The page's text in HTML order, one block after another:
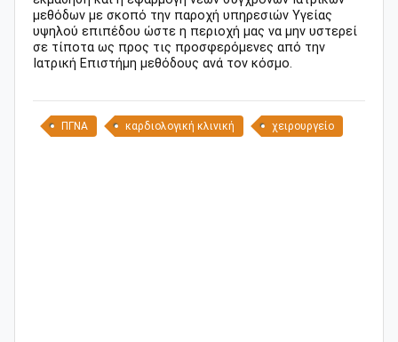
μεθόδων με σκοπό την παροχή υπηρεσιών Υγείας
υψηλού επιπέδου ώστε η περιοχή μας να μην υστερεί
σε τίποτα ως προς τις προσφερόμενες από την
Ιατρική Επιστήμη μεθόδους ανά τον κόσμο.
ΠΓΝΑ καρδιολογική κλινική χειρουργείο